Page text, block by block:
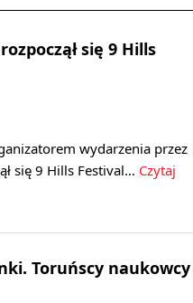
się 9 Hills
wydarzenia przez
się 9 Hills Festival… Czytaj
Toruńscy naukowcy